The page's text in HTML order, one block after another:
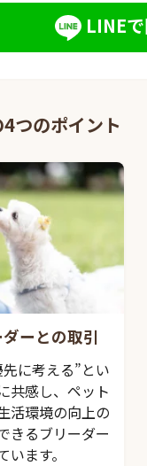
LINE
つのポイント
ーとの取引
に考える”とい
共感し、ペット
活環境の向上の
きるブリーダー
います。